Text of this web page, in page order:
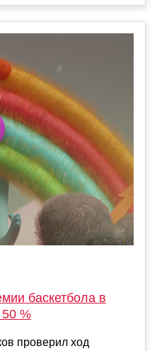
баскетбола в
50 %
проверил ход